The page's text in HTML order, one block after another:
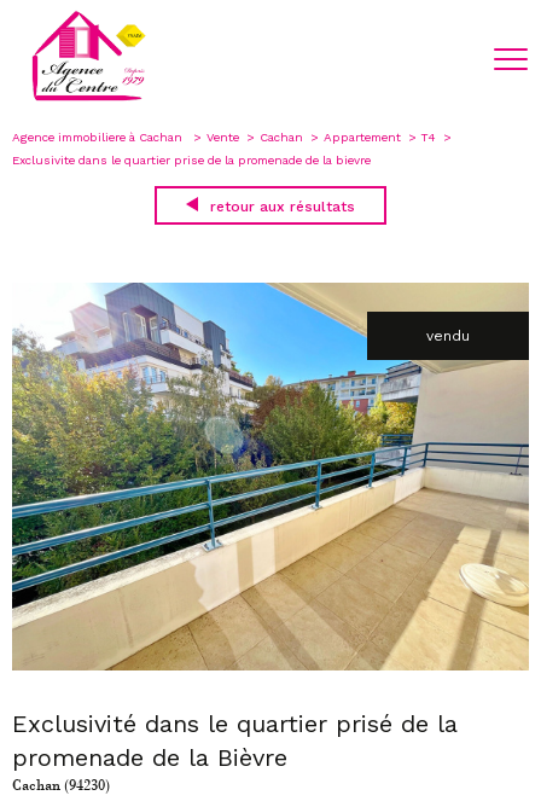
Agence immobiliere à Cachan Vente Cachan Appartement
T4
Exclusivite dans le quartier prise de la promenade de la bievre
retour aux résultats
vendu
Exclusivité dans le quartier prisé de la
promenade de la Bièvre
Cachan (94230)